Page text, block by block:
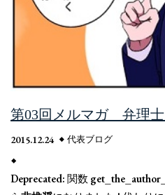
第03回メルマガ 弁理士
2015.12.24 代表ブログ
Deprecated: 関数